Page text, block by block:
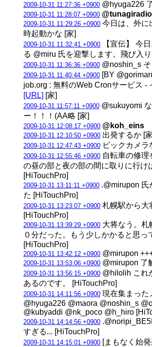
2009-10-31 11:27:36 +0900 @hyuga226
2009-10-31 11:28:07 +0900
2009-10-31 11:29:26 +0900 今日は、外に
時起動かな [家]
2009-10-31 11:32:41 +0900 【宣伝】 今
る @miru 氏を迎撃します。飛び入り
2009-10-31 11:36:36 +0900 @noshin_s
2009-10-31 11:40:44 +0900 [BY
job.org : 無料のWeb Cronサービス -
[URL] [家]
2009-10-31 11:57:11 +0900 @sukuyomi
ー！！！(AA略 [家]
2009-10-31 12:08:17 +0900 @koh_eins
2009-10-31 12:10:50 +0900 出発するか [
2009-10-31 12:47:43 +0900 ビックカメラ
2009-10-31 12:55:46 +0900 自転車の修理
の昼の部と夜の部の間に取りに行け
[HiTouchPro]
2009-10-31 13:11:11 +0900 .@mirupon 氏
た [HiTouchPro]
2009-10-31 13:23:07 +0900 札幌駅から大
[HiTouchPro]
2009-10-31 13:39:29 +0900 大将なう。札
０分だった。もう少しかかると思っ
[HiTouchPro]
2009-10-31 13:42:12 +0900 @mirupon
2009-10-31 13:53:06 +0900 @mirupon 了
2009-10-31 13:56:15 +0900 @hilolih これ
あるのです。 [HiTouchPro]
2009-10-31 14:11:56 +0900 現在集まった
@hyuga226 @maora @noshin_s
@kubyaddi @nk_poco @h_hiro
2009-10-31 14:14:56 +0900
すぎる... [HiTouchPro]
2009-10-31 14:15:01 +0900 [まもなく始